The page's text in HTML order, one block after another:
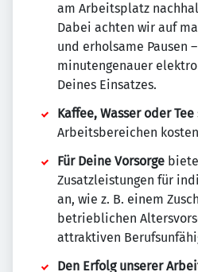
am Arbeitsplatz
Dabei achten wir auf
und erholsame Pausen
minutengenauer
Deines Einsatzes.
Kaffee, Wasser oder Tee
Arbeitsbereichen
Für Deine Vorsorge
Zusatzleistungen für
an, wie z. B. einem
betrieblichen
attraktiven
Den Erfolg unserer